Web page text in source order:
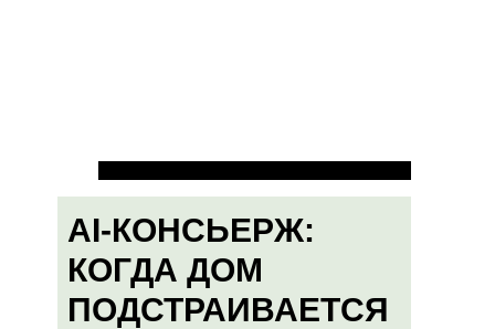
AI-КОНСЬЕРЖ:
КОГДА ДОМ
ПОДСТРАИВАЕТСЯ